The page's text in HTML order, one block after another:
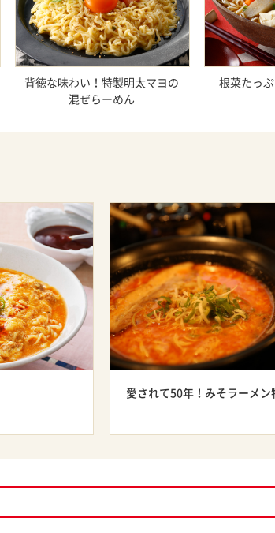
背徳な味わい！特製明太マヨの
混ぜらーめん
根菜たっ
愛されて50年！みそラーメン